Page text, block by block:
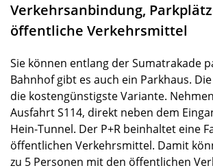
Verkehrsanbindung,
öffentliche Verkehrsmittel
Sie können entlang der Sumatrakade
Bahnhof gibt es auch ein Parkhaus.
die kostengünstigste Variante.
Ausfahrt S114, direkt neben dem
Hein-Tunnel. Der P+R beinhaltet eine
öffentlichen Verkehrsmittel. Damit
zu 5 Personen mit den öffentlichen